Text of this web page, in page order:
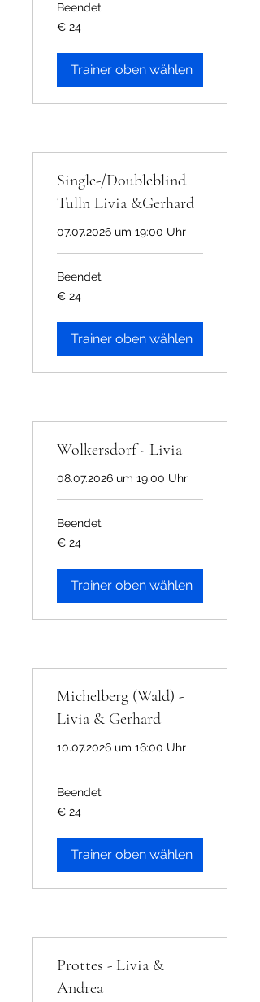
Beendet
24
Euro
€ 24
Trainer oben wählen
Single-/Doubleblind
Tulln Livia &Gerhard
07.07.2026 um 19:00 Uhr
Beendet
24
Euro
€ 24
Trainer oben wählen
Wolkersdorf - Livia
08.07.2026 um 19:00 Uhr
Beendet
24
Euro
€ 24
Trainer oben wählen
Michelberg (Wald) -
Livia & Gerhard
10.07.2026 um 16:00 Uhr
Beendet
24
Euro
€ 24
Trainer oben wählen
Prottes - Livia &
Andrea